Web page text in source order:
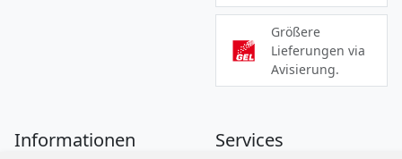
Größere
Lieferungen via
Avisierung.
Informationen Services